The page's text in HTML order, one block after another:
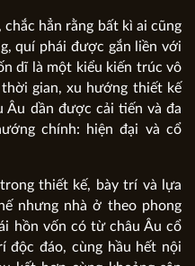
chắc hẳn rằng bất kì ai cũng
quí phái được gắn liền với
dĩ là một kiểu kiến trúc vô
gian, xu hướng thiết kế
Âu dần được cải tiến và đa
chính: hiện đại và cổ
thiết kế, bày trí và lựa
nhưng nhà ở theo phong
hồn vốn có từ châu Âu cổ
độc đáo, cùng hầu hết nội